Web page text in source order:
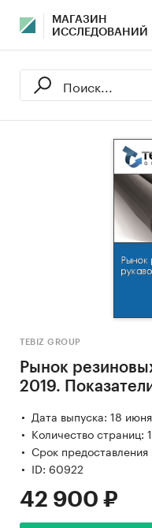
МАГАЗИН
ИССЛЕДОВАНИЙ
TEBIZ GROUP
Рынок
2019.
Дата выпуска: 18
Количество страниц:
Срок
ID: 60922
42 900 ₽